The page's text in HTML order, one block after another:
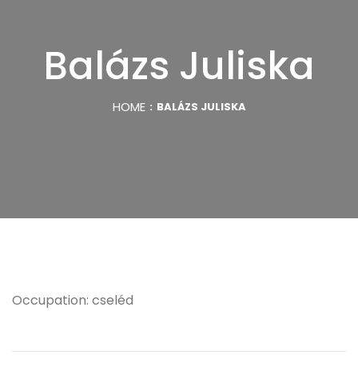
Balázs Juliska
HOME BALÁZS JULISKA
Occupation: cseléd